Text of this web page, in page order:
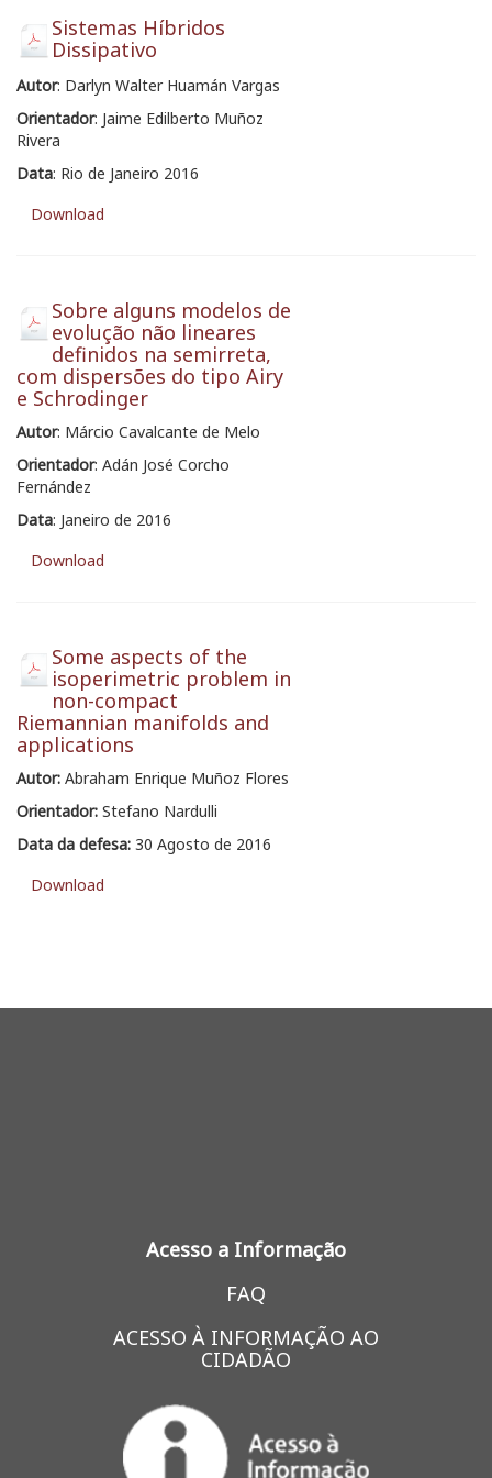
Sistemas Híbridos
Dissipativo
Autor: Darlyn Walter Huamán Vargas
Orientador: Jaime Edilberto Muñoz
Rivera
Data: Rio de Janeiro 2016
Download
Sobre alguns modelos de
evolução não lineares
definidos na semirreta,
com dispersões do tipo Airy
e Schrodinger
Autor: Márcio Cavalcante de Melo
Orientador: Adán José Corcho
Fernández
Data: Janeiro de 2016
Download
Some aspects of the
isoperimetric problem in
non-compact
Riemannian manifolds and
applications
Autor: Abraham Enrique Muñoz Flores
Orientador: Stefano Nardulli
Data da defesa: 30 Agosto de 2016
Download
Acesso a Informação
FAQ
ACESSO À INFORMAÇÃO AO
CIDADÃO